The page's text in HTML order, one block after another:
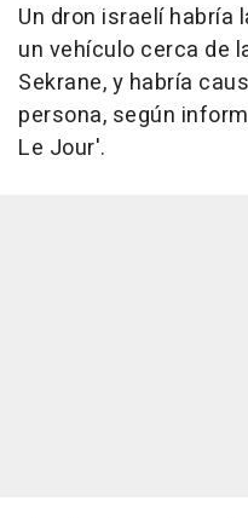
Un dron israelí habría
un vehículo cerca de
Sekrane, y habría
persona, según
Le Jour'.